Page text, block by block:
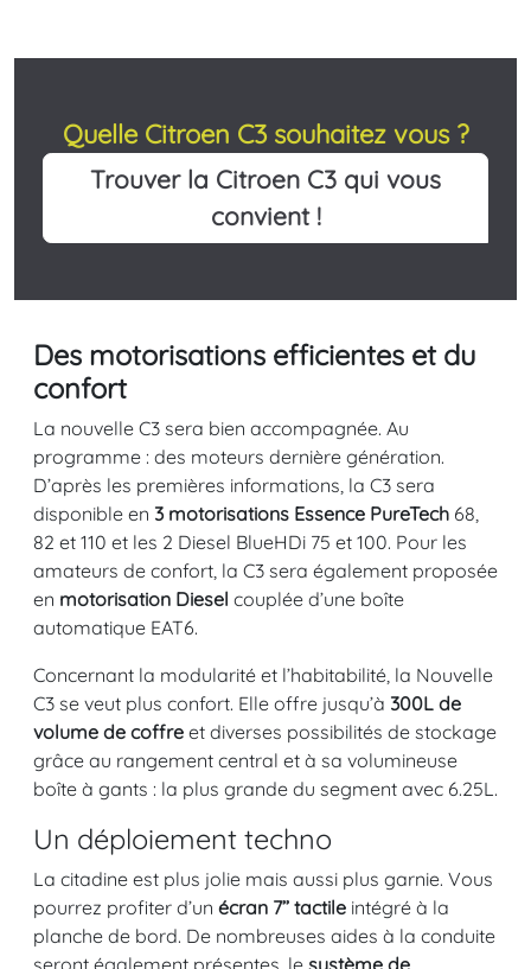
Quelle Citroen C3 souhaitez vous ?
Trouver la Citroen C3 qui vous
convient !
Des motorisations efficientes et du
confort
La nouvelle C3 sera bien accompagnée. Au
programme : des moteurs dernière génération.
D’après les premières informations, la C3 sera
disponible en 3 motorisations Essence PureTech 68,
82 et 110 et les 2 Diesel BlueHDi 75 et 100. Pour les
amateurs de confort, la C3 sera également proposée
en motorisation Diesel couplée d’une boîte
automatique EAT6.
Concernant la modularité et l’habitabilité, la Nouvelle
C3 se veut plus confort. Elle offre jusqu’à 300L de
volume de coffre et diverses possibilités de stockage
grâce au rangement central et à sa volumineuse
boîte à gants : la plus grande du segment avec 6.25L.
Un déploiement techno
La citadine est plus jolie mais aussi plus garnie. Vous
pourrez profiter d’un écran 7’’ tactile intégré à la
planche de bord. De nombreuses aides à la conduite
seront également présentes, le système de